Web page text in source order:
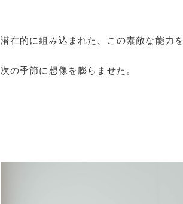
潜在的に組み込まれた、この素敵な能力
次の季節に想像を膨らませた。